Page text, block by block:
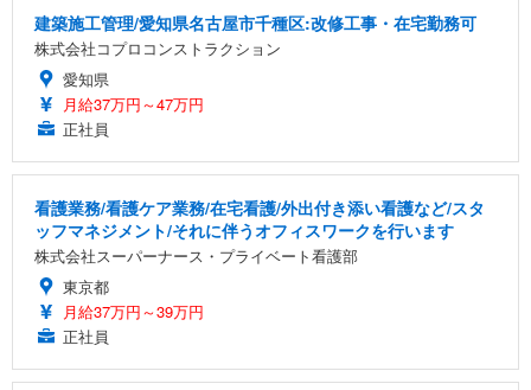
建築施工管理/愛知県名古屋市千種区:改修工事・在宅勤務可
株式会社コプロコンストラクション
愛知県
月給37万円～47万円
正社員
看護業務/看護ケア業務/在宅看護/外出付き添い看護など/スタ
ッフマネジメント/それに伴うオフィスワークを行います
株式会社スーパーナース・プライベート看護部
東京都
月給37万円～39万円
正社員